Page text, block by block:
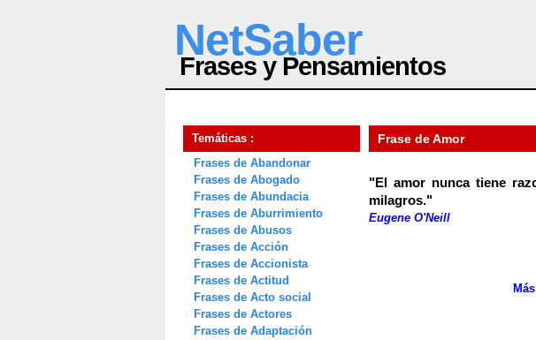
NetSaber
Frases y Pensamientos
Temáticas :
Frases de Abandonar
Frases de Abogado
Frases de Abundacia
Frases de Aburrimiento
Frases de Abusos
Frases de Acción
Frases de Accionista
Frases de Actitud
Frases de Acto social
Frases de Actores
Frases de Adaptación
Frase de Amor
"El amor nunca tiene
milagros."
Eugene O'Neill